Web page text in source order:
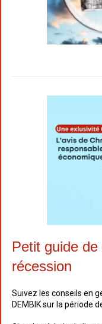
Petit guide
récession
Suivez les conseils en
DEMBIK sur la période